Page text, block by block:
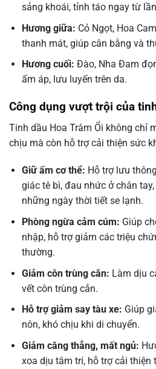
sảng khoái, tỉnh táo ngay từ
Hương giữa: Cỏ Ngọt, Hoa
thanh mát, giúp cân bằng và
Hương cuối: Đào, Nha Đam
ấm áp, lưu luyến trên da.
Công dụng vượt trội của
Tinh dầu Hoa Trâm Ổi không chỉ
chịu mà còn hỗ trợ cải thiện sức
Giữ ấm cơ thể: Hỗ trợ lưu
giác tê bì, đau nhức ở chân
những ngày thời tiết se lạnh.
Phòng ngừa cảm cúm: Giúp
nhập, hỗ trợ giảm các triệu
thường.
Giảm côn trùng cắn: Làm dịu
vết côn trùng cắn.
Hỗ trợ giảm say tàu xe: Giúp
nôn, khó chịu khi di chuyển.
Giảm căng thẳng, mất ngủ:
xoa dịu tâm trí, hỗ trợ cải thiện